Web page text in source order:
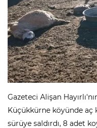
Gazeteci Alişan
Küçükkürne köyünde
sürüye saldırdı, 8 adet